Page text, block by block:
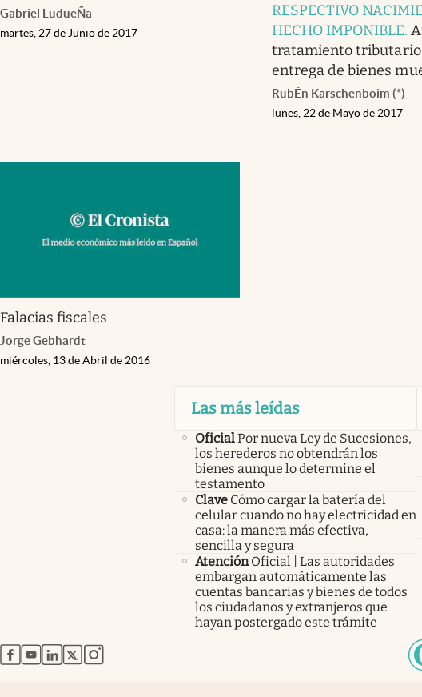
Gabriel LudueÑa
martes, 27 de Junio de 2017
RESPECTIVO
HECHO IMPONIBLE.
tratamiento
entrega de bienes
RubÉn Karschenboim (*)
lunes, 22 de Mayo de 2017
Falacias fiscales
Jorge Gebhardt
miércoles, 13 de Abril de 2016
Las más leídas
OficialPor nueva Ley de Sucesiones,
los herederos no obtendrán los
bienes aunque lo determine el
testamento
Clave Cómo cargar la batería del
celular cuando no hay electricidad en
casa: la manera más efectiva,
sencilla y segura
Atención Oficial | Las autoridades
embargan automáticamente las
cuentas bancarias y bienes de todos
los ciudadanos y extranjeros que
hayan postergado este trámite
abre en nueva pestaña
abre en nueva pestaña
abre en nueva pestaña
abre en nueva pestaña
abre en nueva pestaña